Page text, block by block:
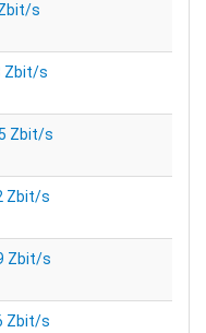
s
Zbit/s
Zbit/s
Zbit/s
Zbit/s
Zbit/s